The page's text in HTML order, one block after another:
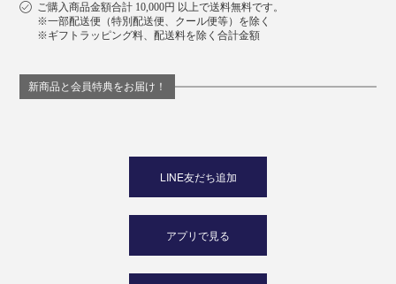
ご購入商品金額合計 10,000円 以上で送料無料です。
※一部配送便（特別配送便、クール便等）を除く
※ギフトラッピング料、配送料を除く合計金額
新商品と会員特典をお届け！
LINE友だち追加
アプリで見る